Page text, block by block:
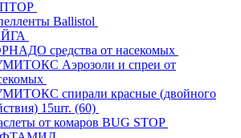
Ballistol
средства от насекомых
Аэрозоли и спреи от
спирали красные (двойного
15шт. (60)
от комаров BUG STOP